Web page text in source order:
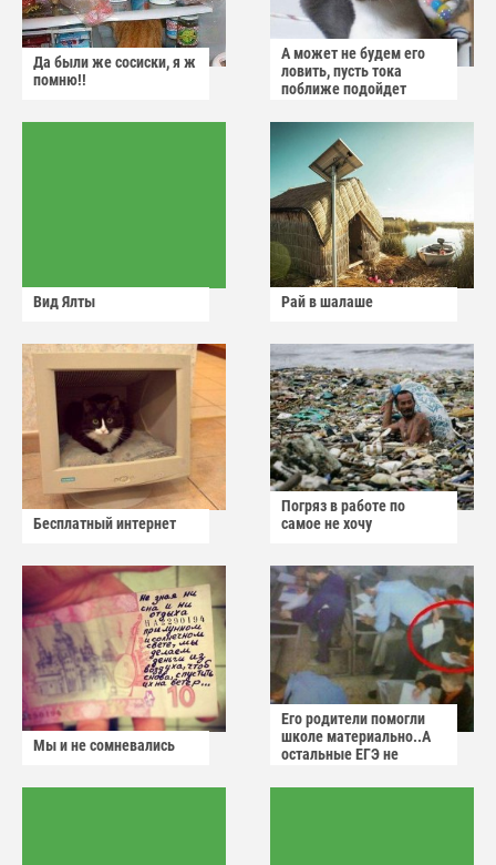
Да были же сосиски, я ж
помню!!
А может не будем его
ловить, пусть тока
поближе подойдет
Вид Ялты Рай в шалаше
Бесплатный интернет
Погряз в работе по
самое не хочу
Мы и не сомневались
Его родители помогли
школе материально..А
остальные ЕГЭ не